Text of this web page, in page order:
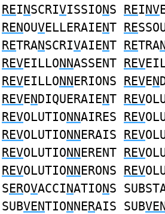
REINSCRIVISSIONS REINV
RENOUVELLERAIENT RE
RETRANSCRIVAIENT RETRA
REVEILLONNASSENT REV
REVEILLONNERIONS REVEN
REVENDIQUERAIENT REV
REVOLUTIONNAIRES REV
REVOLUTIONNERAIS REV
REVOLUTIONNERENT REV
REVOLUTIONNERONS REV
SEROVACCINATIONS
SUBVENTIONNERAIS SUB